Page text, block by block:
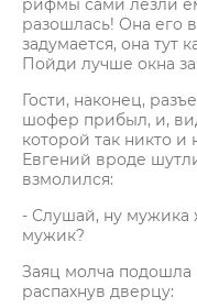
рифмы сами лезли
разошлась! Она его
задумается, она тут
Пойди лучше окна
Гости, наконец,
шофер прибыл, и,
которой так никто
Евгений вроде
взмолился:
- Слушай, ну мужика
мужик?
Заяц молча подошла
распахнув дверцу: